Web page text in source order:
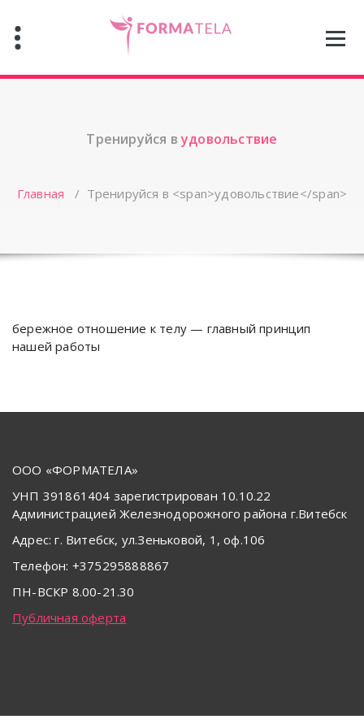
содержимому
Тренируйся вудовольствие
Главная / Тренируйся в <span>удовольствие</span>
бережное отношение к телу — главный принцип
нашей работы
ООО «ФОРМАТЕЛА»
УНП 391861404 зарегистрирован 10.10.22
Администрацией Железнодорожного района г.Витебск
Адрес: г. Витебск, ул.Зеньковой, 1, оф.106
Телефон: +375295888867
ПН-ВСКР 8.00-21.30
Публичная оферта